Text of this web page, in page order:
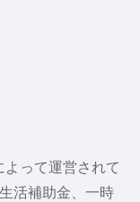
って運営されて
活補助金、一時